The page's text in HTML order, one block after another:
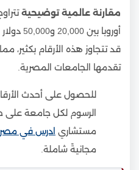
مقارنة عالمية توضيحية
أوروبا
قد تتجاوز هذه الأرقام بكثير،
تقدمها الجامعات المصرية.
للحصول على أحدث
الرسوم لكل جامعة على
مستشاري ادرس في مصر
مجانيةً شاملة.